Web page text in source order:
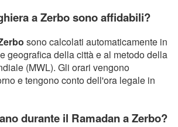
a Zerbo sono affidabili?
sono calcolati automaticamente in
geografica della città e al metodo della
(MWL). Gli orari vengono
e tengono conto dell'ora legale in
durante il Ramadan a Zerbo?